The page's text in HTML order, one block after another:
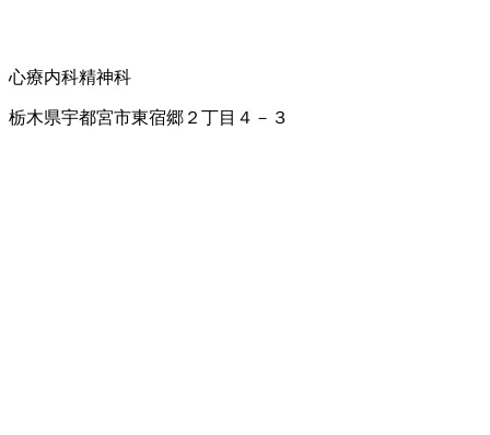
心療内科精神科
栃木県宇都宮市東宿郷２丁目４－３